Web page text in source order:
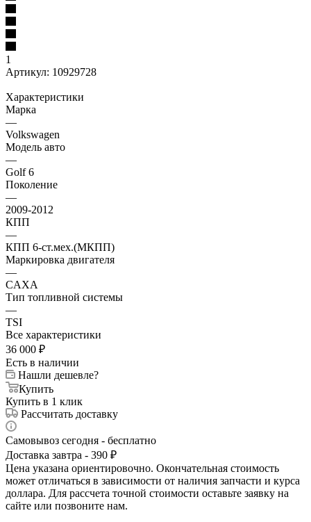
1
Артикул: 10929728
Характеристики
Марка
—
Volkswagen
Модель авто
—
Golf 6
Поколение
—
2009-2012
КПП
—
КПП 6-ст.мех.(МКПП)
Маркировка двигателя
—
CAXA
Тип топливной системы
—
TSI
Все характеристики
36 000 ₽
Есть в наличии
Нашли дешевле?
Купить
Купить в 1 клик
Рассчитать доставку
Самовывоз сегодня - бесплатно
Доставка завтра - 390 ₽
Цена указана ориентировочно. Окончательная стоимость
может отличаться в зависимости от наличия запчасти и курса
доллара. Для рассчета точной стоимости оставьте заявку на
сайте или позвоните нам.